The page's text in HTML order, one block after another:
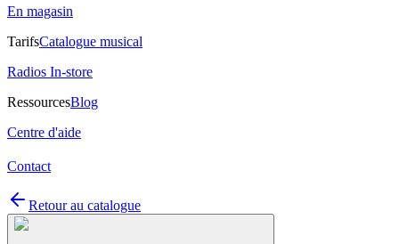
En magasin
TarifsCatalogue musical
Radios In-store
RessourcesBlog
Centre d'aide
Contact
Retour au catalogue